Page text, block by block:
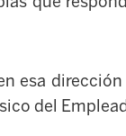
esa
del